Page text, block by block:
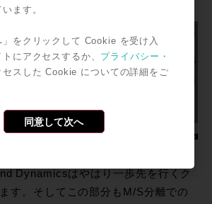
誰
い
波
を
ア
め
Dynamicsはやはり一歩先を行くク
す。そしてこの部分もM/S分離での
ます。
」をクリックして Cookie を受け入
にアクセスするか、 プライバシー・
セスした Cookie についての詳細をご
同意して次へ